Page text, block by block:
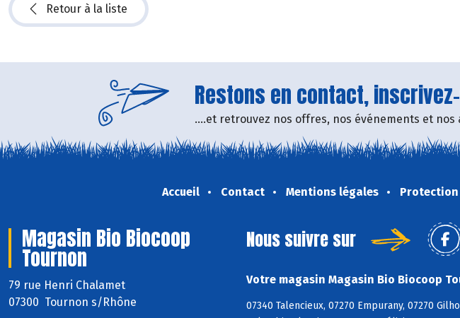
Retour à la liste
Restons en contact,
....et retrouvez nos offres, nos événements et nos
Accueil Contact Mentions légales Protection
Magasin Bio Biocoop
Tournon
79 rue Henri Chalamet
07300 Tournon s/Rhône
Nous suivre sur
Votre magasin Magasin Bio Biocoop
07340 Talencieux, 07270 Empurany, 07270